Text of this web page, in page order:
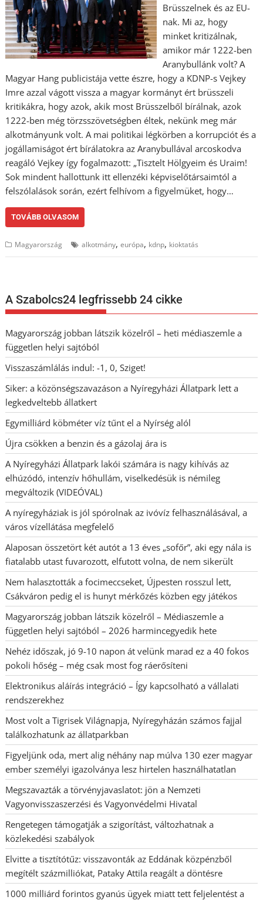
Brüsszelnek és az EU-
nak. Mi az, hogy
minket kritizálnak,
amikor már 1222-ben
Aranybullánk volt? A
Magyar Hang publicistája vette észre, hogy a KDNP-s Vejkey
Imre azzal vágott vissza a magyar kormányt ért brüsszeli
kritikákra, hogy azok, akik most Brüsszelből bírálnak, azok
1222-ben még törzsszövetségben éltek, nekünk meg már
alkotmányunk volt. A mai politikai légkörben a korrupciót és a
jogállamiságot ért bírálatokra az Aranybullával arcoskodva
reagáló Vejkey így fogalmazott: „Tisztelt Hölgyeim és Uraim!
Sok mindent hallottunk itt ellenzéki képviselőtársaimtól a
felszólalások során, ezért felhívom a figyelmüket, hogy…
TOVÁBB OLVASOM
Magyarország alkotmány,európa, kdnp, kioktatás
A Szabolcs24 legfrissebb 24 cikke
Magyarország jobban látszik közelről – heti médiaszemle a
független helyi sajtóból
Visszaszámlálás indul: -1, 0, Sziget!
Siker: a közönségszavazáson a Nyíregyházi Állatpark lett a
legkedveltebb állatkert
Egymilliárd köbméter víz tűnt el a Nyírség alól
Újra csökken a benzin és a gázolaj ára is
A Nyíregyházi Állatpark lakói számára is nagy kihívás az
elhúzódó, intenzív hőhullám, viselkedésük is némileg
megváltozik (VIDEÓVAL)
A nyíregyháziak is jól spórolnak az ivóvíz felhasználásával, a
város vízellátása megfelelő
Alaposan összetört két autót a 13 éves „sofőr”, aki egy nála is
fiatalabb utast fuvarozott, elfutott volna, de nem sikerült
Nem halasztották a focimeccseket, Újpesten rosszul lett,
Csákváron pedig el is hunyt mérkőzés közben egy játékos
Magyarország jobban látszik közelről – Médiaszemle a
független helyi sajtóból – 2026 harmincegyedik hete
Nehéz időszak, jó 9-10 napon át velünk marad ez a 40 fokos
pokoli hőség – még csak most fog ráerősíteni
Elektronikus aláírás integráció – Így kapcsolható a vállalati
rendszerekhez
Most volt a Tigrisek Világnapja, Nyíregyházán számos fajjal
találkozhatunk az állatparkban
Figyeljünk oda, mert alig néhány nap múlva 130 ezer magyar
ember személyi igazolványa lesz hirtelen használhatatlan
Megszavazták a törvényjavaslatot: jön a Nemzeti
Vagyonvisszaszerzési és Vagyonvédelmi Hivatal
Rengetegen támogatják a szigorítást, változhatnak a
közlekedési szabályok
Elvitte a tisztítótűz: visszavonták az Eddának közpénzből
megítélt százmilliókat, Pataky Attila reagált a döntésre
1000 milliárd forintos gyanús ügyek miatt tett feljelentést a